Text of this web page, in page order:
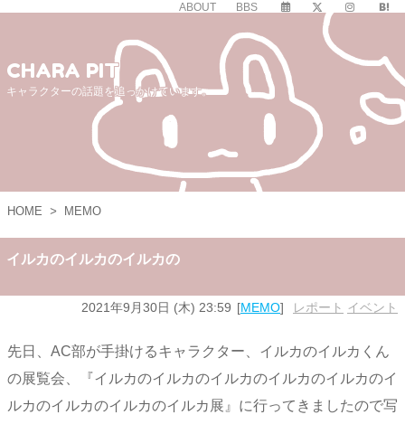
ABOUT BBS
CHARA PIT
キャラクターの話題を追っかけています。
HOME > MEMO
イルカのイルカのイルカの
2021年9月30日 (木) 23:59 MEMO レポート イベント
先日、AC部が手掛けるキャラクター、イルカのイルカくん
の展覧会、『イルカのイルカのイルカのイルカのイルカのイ
ルカのイルカのイルカのイルカ展』に行ってきましたので写